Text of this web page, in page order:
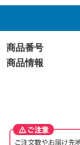
商品番号
商品情報